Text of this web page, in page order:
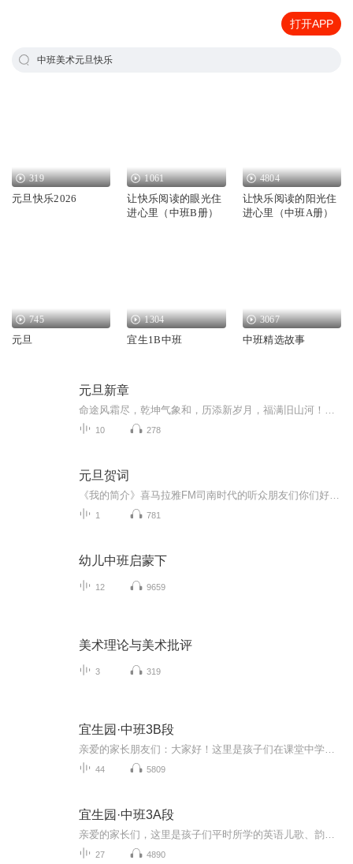
打开APP
中班美术元旦快乐
319
元旦快乐2026
1061
让快乐阅读的眼光住
进心里（中班B册）
4804
让快乐阅读的阳光住
进心里（中班A册）
745
元旦
1304
宜生1B中班
3067
中班精选故事
元旦新章
10 278
元旦贺词
1 781
幼儿中班启蒙下
12 9659
美术理论与美术批评
3 319
宜生园·中班3B段
44 5809
宜生园·中班3A段
27 4890